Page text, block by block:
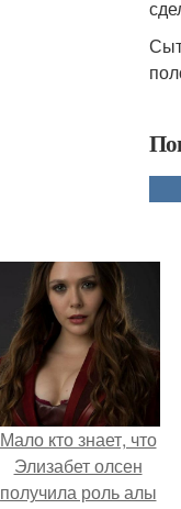
Мало кто знает, что
Элизабет олсен
получила роль алы